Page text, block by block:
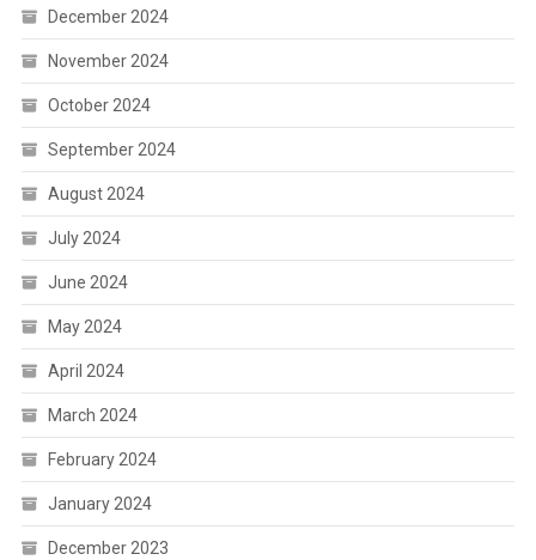
December 2024
November 2024
October 2024
September 2024
August 2024
July 2024
June 2024
May 2024
April 2024
March 2024
February 2024
January 2024
December 2023